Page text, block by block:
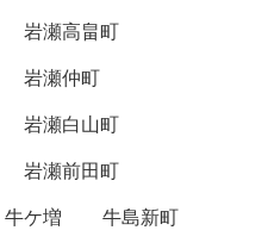
岩瀬高畠町
岩瀬仲町
岩瀬白山町
岩瀬前田町
牛ケ増
牛島新町